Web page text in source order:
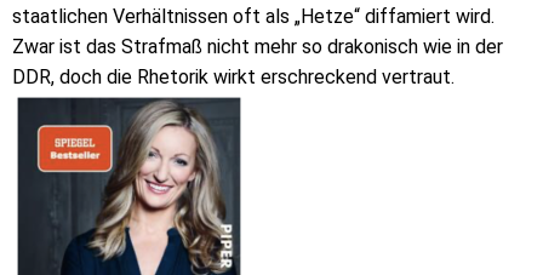
staatlichen Verhältnissen oft als „Hetze“ diffamiert wird.
Zwar ist das Strafmaß nicht mehr so drakonisch wie in der
DDR, doch die Rhetorik wirkt erschreckend vertraut.